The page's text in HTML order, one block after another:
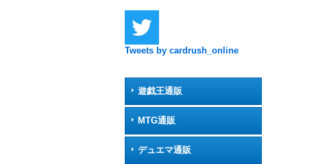
Tweets by cardrush_online
遊戯王通販
MTG通販
デュエマ通販